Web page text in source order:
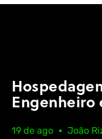
Engenheiro
19 de ago João